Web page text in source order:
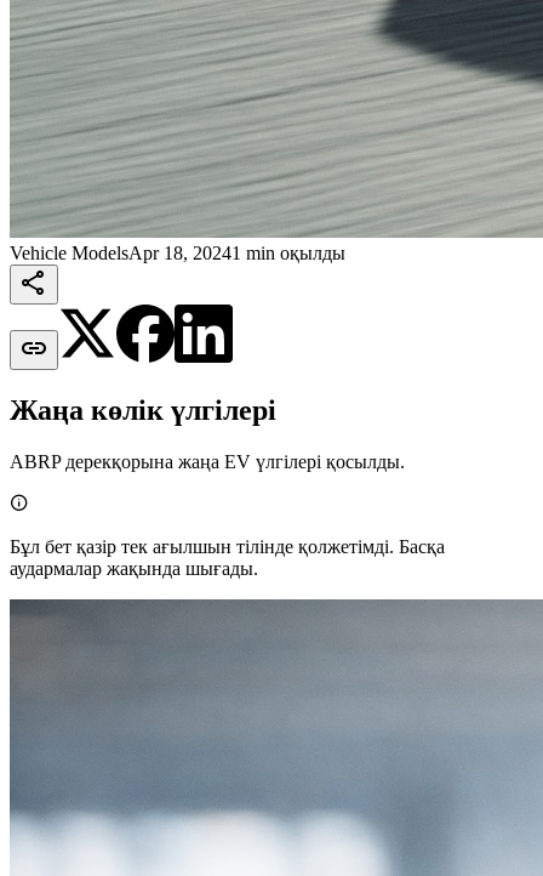
Vehicle ModelsApr 18, 20241 min оқылды


Жаңа көлік үлгілері
ABRP дерекқорына жаңа EV үлгілері қосылды.

Бұл бет қазір тек ағылшын тілінде қолжетімді. Басқа
аудармалар жақында шығады.